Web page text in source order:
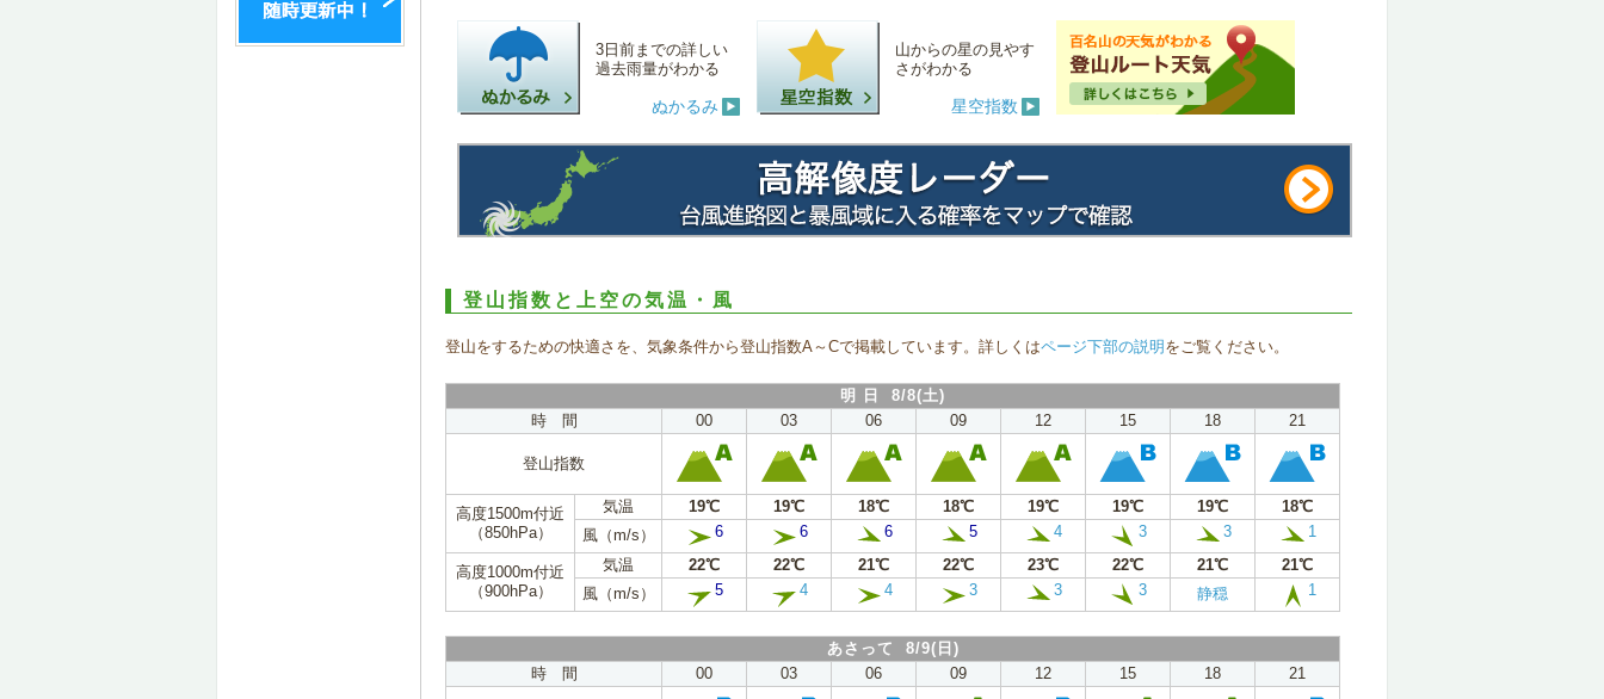
3日前までの詳しい
過去雨量がわかる
ぬかるみ
山からの星の見やす
さがわかる
星空指数
登山指数と上空の気温・風
登山をするための快適さを、気象条件から登山指数A～Cで掲載しています。詳しくはページ下部の説明 をご覧ください。
明 日 8/8(土)
時 間
00 03 06 09 12 15 18 21
登山指数
高度1500m付近
（850hPa）
気温 19℃ 19℃ 18℃ 18℃ 19℃ 19℃ 19℃
18℃
風（m/s）
6 6 6 5 4 3 3 1
高度1000m付近
（900hPa）
気温 22℃ 22℃ 21℃ 22℃ 23℃ 22℃ 21℃
21℃
風（m/s）
5 4 4 3 3 3 静穏 1
あさって 8/9(日)
時 間
00 03 06 09 12 15 18 21